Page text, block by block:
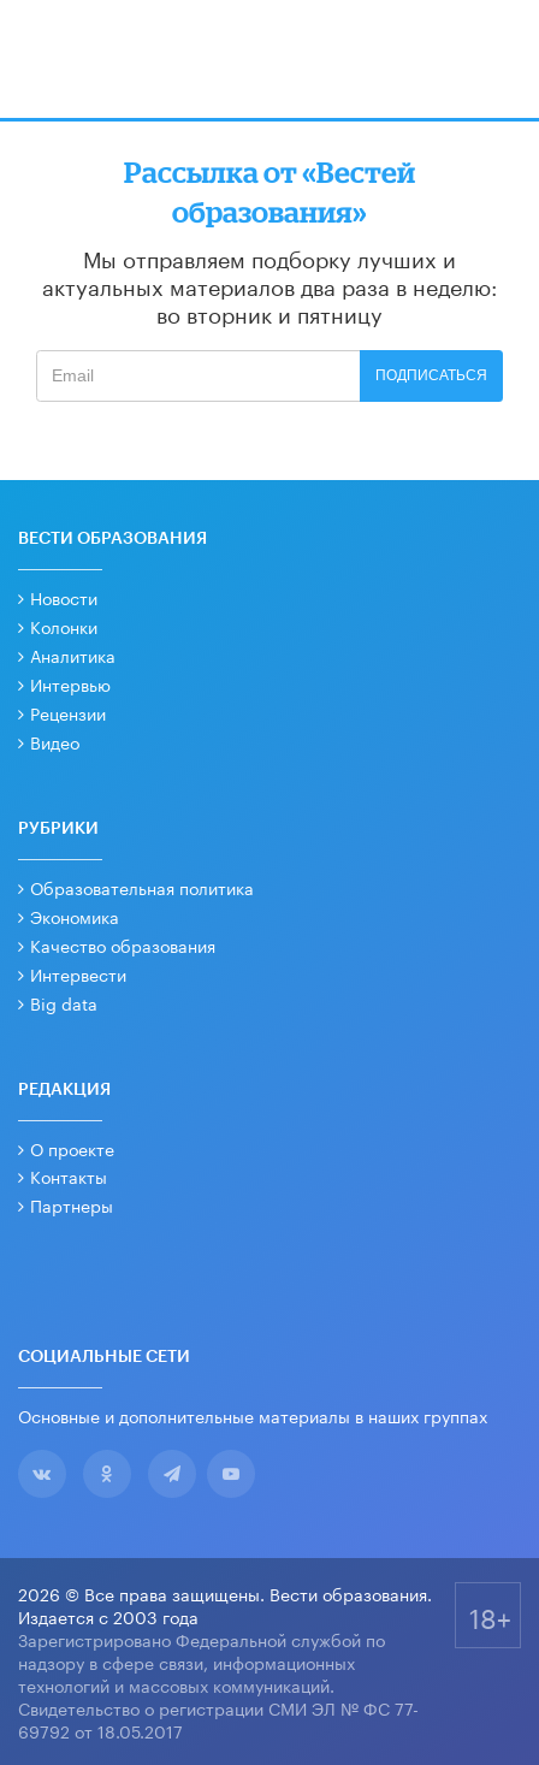
Рассылка от «Вестей
образования»
Мы отправляем подборку лучших и
актуальных материалов два раза в неделю:
во вторник и пятницу
ПОДПИСАТЬСЯ
ВЕСТИ ОБРАЗОВАНИЯ
Новости
Колонки
Аналитика
Интервью
Рецензии
Видео
РУБРИКИ
Образовательная политика
Экономика
Качество образования
Интервести
Big data
РЕДАКЦИЯ
О проекте
Контакты
Партнеры
СОЦИАЛЬНЫЕ СЕТИ
Основные и дополнительные материалы в наших группах
2026 © Все права защищены. Вести образования.
Издается с 2003 года
Зарегистрировано Федеральной службой по
надзору в сфере связи, информационных
технологий и массовых коммуникаций.
Свидетельство о регистрации СМИ ЭЛ № ФС 77-
69792 от 18.05.2017
18+